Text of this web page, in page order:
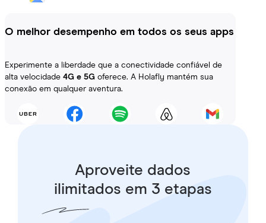
O melhor desempenho em todos os seus apps
Experimente a liberdade que a conectividade confiável de
alta velocidade 4G e 5G oferece. A Holafly mantém sua
conexão em qualquer aventura.
Aproveite dados
ilimitados em 3 etapas